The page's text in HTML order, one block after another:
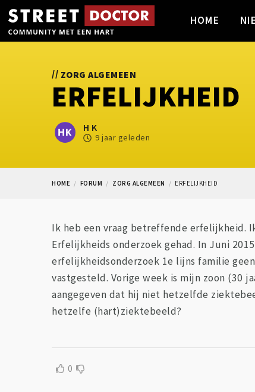
HOME
// ZORG ALGEMEEN
ERFELIJKHEID
H K
9 jaar geleden
HOME FORUM ZORG ALGEMEEN ERFELIJKHEID
Ik heb een vraag betreffende erfelijkheid.
Erfelijkheids onderzoek gehad. In Juni
erfelijkheidsonderzoek 1e lijns familie
vastgesteld. Vorige week is mijn zoon (30
aangegeven dat hij niet hetzelfde
hetzelfe (hart)ziektebeeld?
0